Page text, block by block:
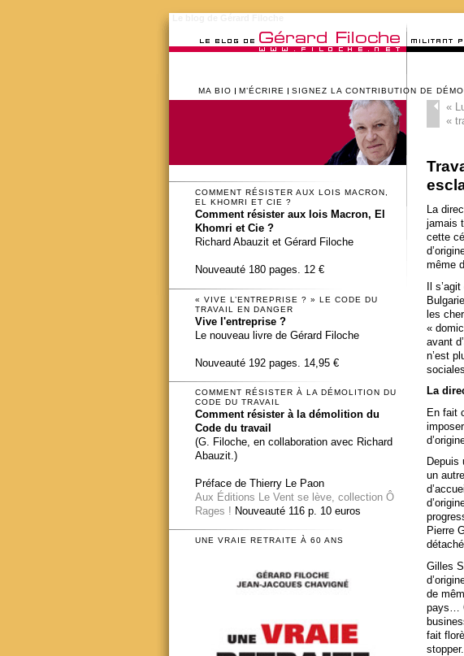
MA BIO M’ÉCRIRE SIGNEZ LA CONTRIBUTION DE
«
«
La
jamais
cette
même
Il
les
«
avant
n’est
La
En fait
Depuis
un
Pierre
Gilles
de
pays…
fait
COMMENT RÉSISTER AUX LOIS MACRON,
EL KHOMRI ET CIE ?
Comment résister aux lois Macron, El
Khomri et Cie ?
Richard Abauzit et Gérard Filoche
Nouveauté 180 pages. 12 €
« VIVE L’ENTREPRISE ? » LE CODE DU
TRAVAIL EN DANGER
Vive l'entreprise ?
Le nouveau livre de Gérard Filoche
Nouveauté 192 pages. 14,95 €
COMMENT RÉSISTER À LA DÉMOLITION DU
CODE DU TRAVAIL
Comment résister à la démolition du
Code du travail
(G. Filoche, en collaboration avec Richard
Abauzit.)
Préface de Thierry Le Paon
Aux Éditions Le Vent se lève, collection Ô
Rages ! Nouveauté 116 p. 10 euros
UNE VRAIE RETRAITE À 60 ANS